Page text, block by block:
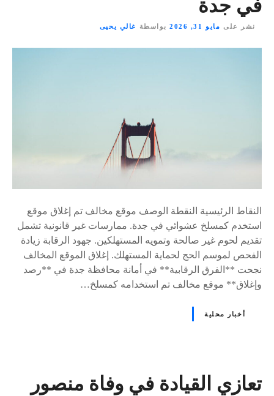
في جدة
نشر على مايو 31, 2026 بواسطة غالي يحيى
النقاط الرئيسية النقطة الوصف موقع مخالف تم إغلاق موقع
استخدم كمسلخ عشوائي في جدة. ممارسات غير قانونية تشمل
تقديم لحوم غير صالحة وتمويه المستهلكين. جهود الرقابة زيادة
الفحص لموسم الحج لحماية المستهلك. إغلاق الموقع المخالف
نجحت **الفرق الرقابية** في أمانة محافظة جدة في **رصد
وإغلاق** موقع مخالف تم استخدامه كمسلخ…
أخبار محلية
تعازي القيادة في وفاة منصور